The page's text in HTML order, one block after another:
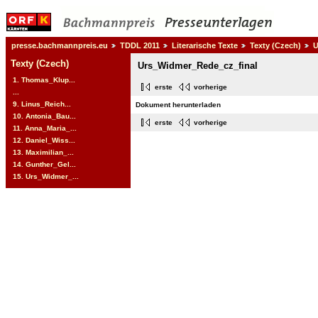
presse.bachmannpreis.eu TDDL 2011 Literarische Texte Texty (Czech)
Texty (Czech)
1. Thomas_Klup...
9. Linus_Reich...
10. Antonia_Bau...
11. Anna_Maria_...
12. Daniel_Wiss...
13. Maximilian_...
14. Gunther_Gel...
15. Urs_Widmer_...
Urs_Widmer_Rede_cz_final
erste vorherige
Dokument herunterladen
erste vorherige